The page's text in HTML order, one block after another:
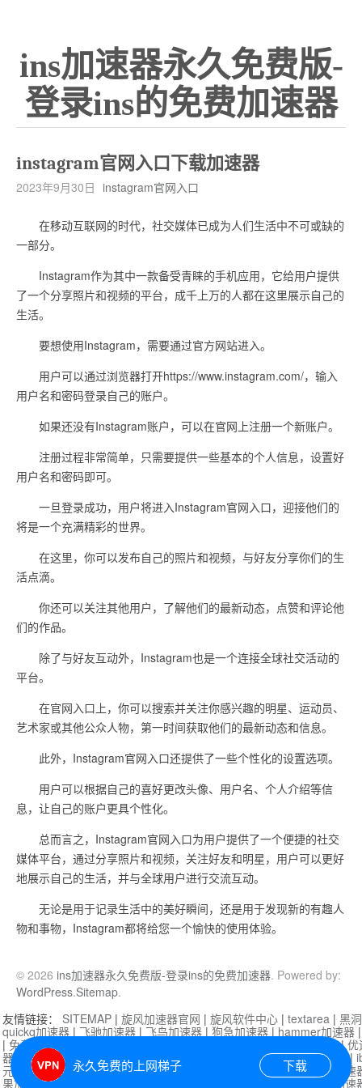
ins加速器永久免费版-
登录ins的免费加速器
instagram官网入口下载加速器
2023年9月30日 instagram官网入口
在移动互联网的时代，社交媒体已成为人们生活中不可或缺的
一部分。
Instagram作为其中一款备受青睐的手机应用，它给用户提供
了一个分享照片和视频的平台，成千上万的人都在这里展示自己的
生活。
要想使用Instagram，需要通过官方网站进入。
用户可以通过浏览器打开https://www.instagram.com/，输入
用户名和密码登录自己的账户。
如果还没有Instagram账户，可以在官网上注册一个新账户。
注册过程非常简单，只需要提供一些基本的个人信息，设置好
用户名和密码即可。
一旦登录成功，用户将进入Instagram官网入口，迎接他们的
将是一个充满精彩的世界。
在这里，你可以发布自己的照片和视频，与好友分享你们的生
活点滴。
你还可以关注其他用户，了解他们的最新动态，点赞和评论他
们的作品。
除了与好友互动外，Instagram也是一个连接全球社交活动的
平台。
在官网入口上，你可以搜索并关注你感兴趣的明星、运动员、
艺术家或其他公众人物，第一时间获取他们的最新动态和信息。
此外，Instagram官网入口还提供了一些个性化的设置选项。
用户可以根据自己的喜好更改头像、用户名、个人介绍等信
息，让自己的账户更具个性化。
总而言之，Instagram官网入口为用户提供了一个便捷的社交
媒体平台，通过分享照片和视频，关注好友和明星，用户可以更好
地展示自己的生活，并与全球用户进行交流互动。
无论是用于记录生活中的美好瞬间，还是用于发现新的有趣人
物和事物，Instagram都将给您一个愉快的使用体验。
© 2026 ins加速器永久免费版-登录ins的免费加速器. Powered by:
WordPress.Sitemap.
永久免费的上网梯子 下载
友情链接： SITEMAP | 旋风加速器官网 | 旋风软件中心 | textarea | 黑
quickq加速器 | 飞驰加速器 | 飞鸟加速器 | 狗急加速器 | hammer加速器
| 免费vqn加速外网 迷雾通|优
器| 快柠檬加速器|黑洞加速 |falemon 快橙加速器|anycast加速器 |
元机场加速器 |一元机场|老王加速器 | 白石山|
小牛加速
果加速器|黑洞加速 芒果加速